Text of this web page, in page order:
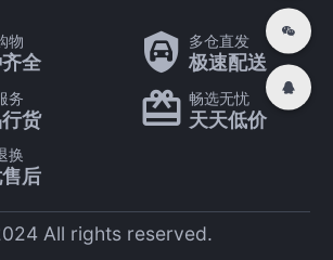
物
全
多仓直发
极速配送
务
货
畅选无忧
天天低价
换
后
All rights reserved.